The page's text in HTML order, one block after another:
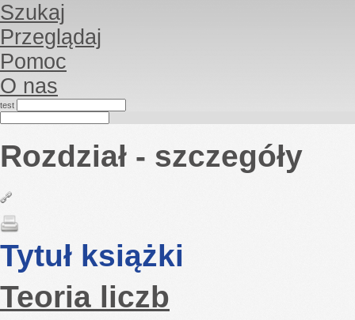
Szukaj
Przeglądaj
Pomoc
O nas
test
Rozdział - szczegóły
Tytuł książki
Teoria liczb